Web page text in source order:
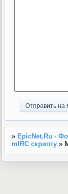
» EpicNet.Ru -
mIRC скрипту »